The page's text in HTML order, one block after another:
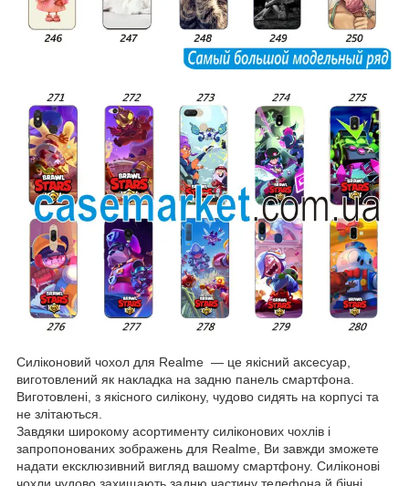
Силіконовий чохол для Realme — це якісний аксесуар,
виготовлений як накладка на задню панель смартфона.
Виготовлені, з якісного силікону, чудово сидять на корпусі та
не злітаються.
Завдяки широкому асортименту силіконових чохлів і
запропонованих зображень для Realme, Ви завжди зможете
надати ексклюзивний вигляд вашому смартфону. Силіконові